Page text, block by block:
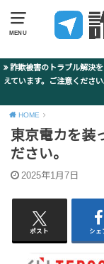
MENU
詐欺被害のトラブル解決
えています。ご注意くだ
HOME
東京電カを装
ださい。
2025年1月7日
ポスト シェ